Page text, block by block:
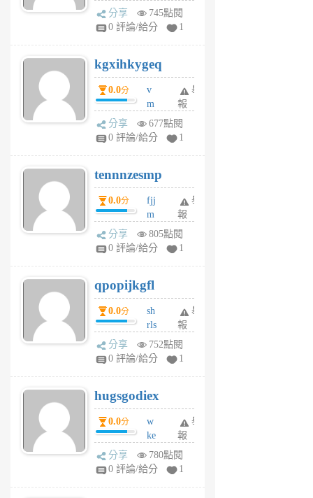
wi
w
6
個
月
前
分享
745點閱
0 評論/給分
1
kgxihkygeq
0.0分
v
m
sg
sr
6
個
月
前
舉
報
分享
677點閱
0 評論/給分
1
tennnzesmp
0.0分
fjj
m
w
rs
6
個
月
前
舉
報
分享
805點閱
0 評論/給分
1
qpopijkgfl
0.0分
sh
rls
k
m
6
個
月
前
舉
報
分享
752點閱
0 評論/給分
1
hugsgodiex
0.0分
w
ke
rv
pj
舉
報
分享
780點閱
0 評論/給分
1